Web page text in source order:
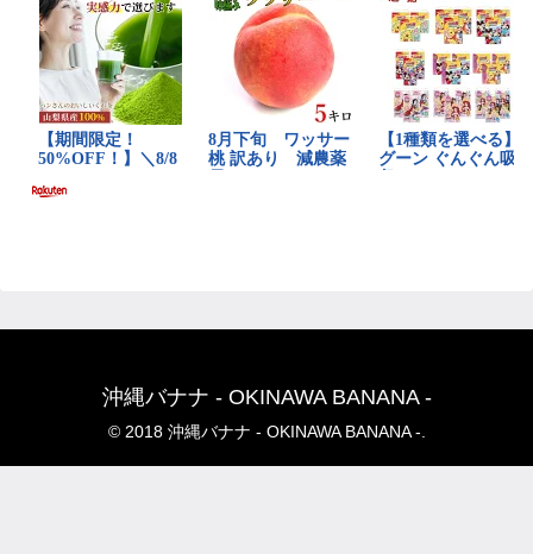
沖縄バナナ - OKINAWA BANANA -
© 2018 沖縄バナナ - OKINAWA BANANA -.